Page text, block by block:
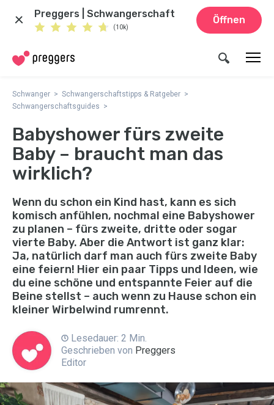
Preggers | Schwangerschaft
(10k)
Öffnen
Schwanger
Schwangerschaftstipps & Ratgeber
Schwangerschaftsguides
Babyshower fürs zweite
Baby – braucht man das
wirklich?
Wenn du schon ein Kind hast, kann es sich
komisch anfühlen, nochmal eine Babyshower
zu planen – fürs zweite, dritte oder sogar
vierte Baby. Aber die Antwort ist ganz klar:
Ja, natürlich darf man auch fürs zweite Baby
eine feiern! Hier ein paar Tipps und Ideen, wie
du eine schöne und entspannte Feier auf die
Beine stellst – auch wenn zu Hause schon ein
kleiner Wirbelwind rumrennt.
Lesedauer: 2 Min.
Geschrieben von Preggers
Editor